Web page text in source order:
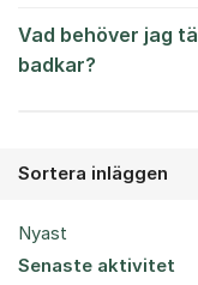
Vad behöver jag
badkar?
Sortera inläggen
Nyast
Senaste aktivitet